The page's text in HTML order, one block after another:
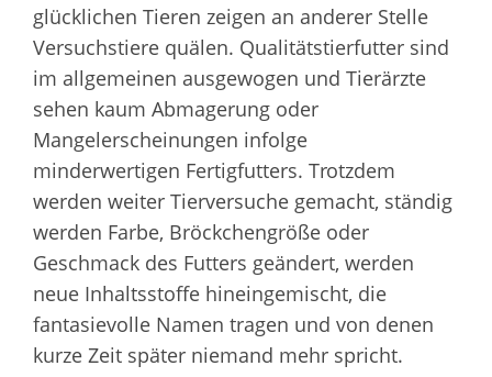
glücklichen Tieren zeigen an anderer Stelle
Versuchstiere quälen. Qualitätstierfutter sind
im allgemeinen ausgewogen und Tierärzte
sehen kaum Abmagerung oder
Mangelerscheinungen infolge
minderwertigen Fertigfutters. Trotzdem
werden weiter Tierversuche gemacht, ständig
werden Farbe, Bröckchengröße oder
Geschmack des Futters geändert, werden
neue Inhaltsstoffe hineingemischt, die
fantasievolle Namen tragen und von denen
kurze Zeit später niemand mehr spricht.